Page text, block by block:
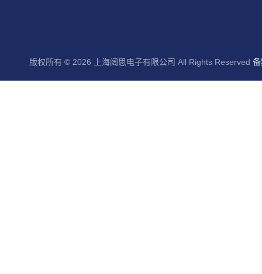
版权所有 © 2026 上海阔思电子有限公司 All Rights Reserved